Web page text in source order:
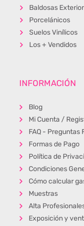
Baldosas Exterior
Porcelánicos
Suelos Vinílicos
Los + Vendidos
INFORMACIÓN
Blog
Mi Cuenta /
FAQ - Preguntas
Formas de Pago
Política de
Condiciones
Cómo calcular
Muestras
Alta
Exposición y